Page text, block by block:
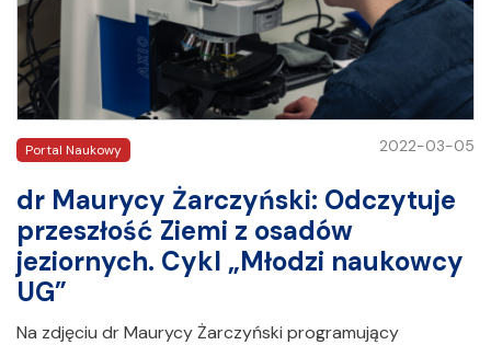
Portal Naukowy 2022-03-05
dr Maurycy Żarczyński: Odczytuje
przeszłość Ziemi z osadów
jeziornych. Cykl „Młodzi naukowcy
UG”
Na zdjęciu dr Maurycy Żarczyński programujący